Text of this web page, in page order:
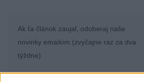
Ak ťa článok zaujal, odoberaj naše
novinky emailom (zvyčajne raz za dva
týždne)